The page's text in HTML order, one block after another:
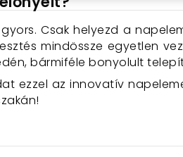
Csak helyezd a
mindössze egyetlen
bármiféle bonyolult
ezzel az innovatív